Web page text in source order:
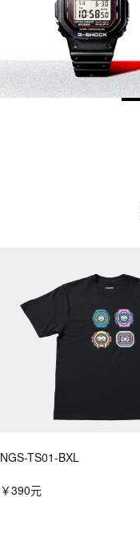
NGS-TS01-BXL
￥390元